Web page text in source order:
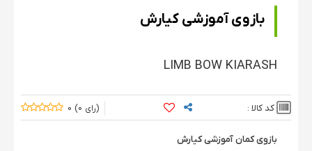
بازوی آموزشی کیارش
LIMB BOW KIARASH
0 0 کد کالا :
بازوی کمان آموزشی کیارش